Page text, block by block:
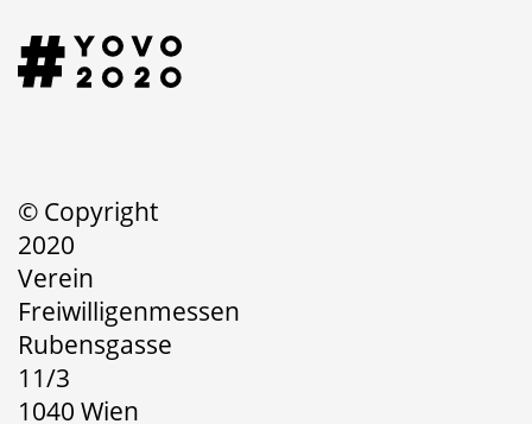
© Copyright
2020
Verein
Freiwilligenmessen
Rubensgasse
11/3
1040 Wien